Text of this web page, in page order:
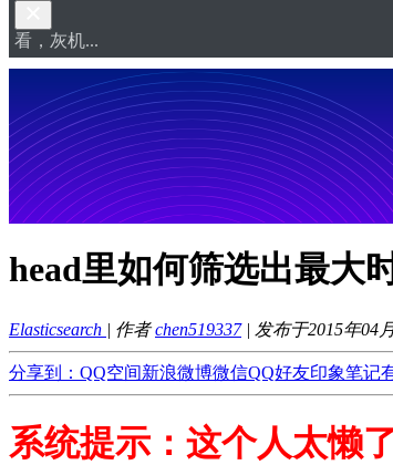
看，灰机...
head里如何筛选出最大
Elasticsearch | 作者chen519337| 发布于2015年04
分享到： QQ空间新浪微博微信QQ好友印象笔记
系统提示：这个人太懒